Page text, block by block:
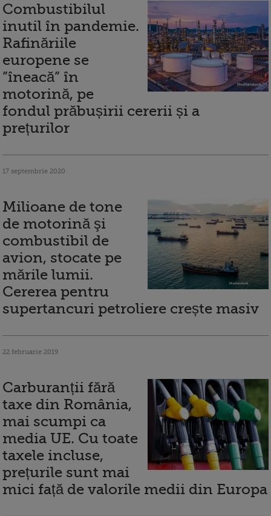
Combustibilul
inutil în pandemie.
Rafinăriile
europene se
”îneacă” în
motorină, pe
fondul prăbușirii cererii și a
prețurilor
17 septembrie 2020
Milioane de tone
de motorină şi
combustibil de
avion, stocate pe
mările lumii.
Cererea pentru
supertancuri petroliere crește masiv
22 februarie 2019
Carburanții fără
taxe din România,
mai scumpi ca
media UE. Cu toate
taxele incluse,
prețurile sunt mai
mici față de valorile medii din Europa